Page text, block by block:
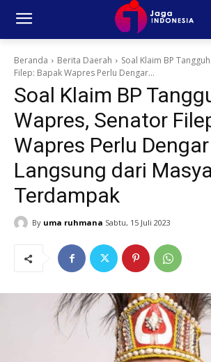
Beranda Berita Daerah
Soal Klaim BP
Filep: Bapak Wapres Perlu Dengar...
Soal Klaim BP
Wapres, Senator
Wapres Perlu Dengar
Langsung dari
Terdampak
By uma ruhmana Sabtu, 15 Juli 2023